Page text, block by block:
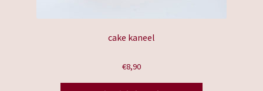
cake kaneel
€8,90